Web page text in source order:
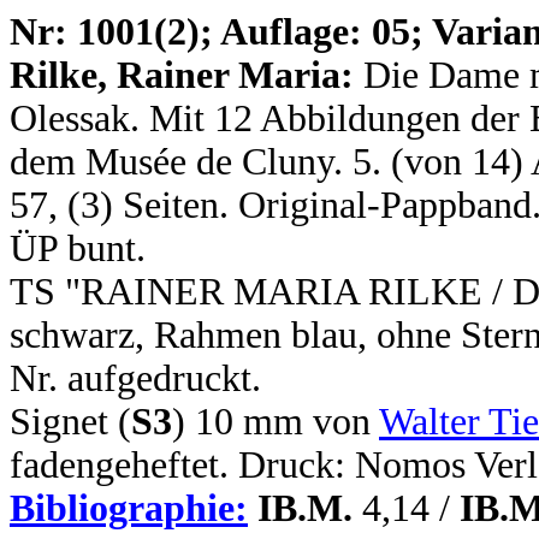
Nr: 1001(2); Auflage: 05;
Rilke, Rainer Maria: Die Dame
Olessak. Mit 12 Abbildungen
dem Musée de Cluny. 5. (von
57, (3) Seiten. Original-
ÜP bunt.
TS "RAINER MARIA RILKE /
schwarz, Rahmen blau, ohne
Nr. aufgedruckt.
Signet (S3) 10 mm von Walter
fadengeheftet. Druck: Nomos
Bibliographie: IB.M. 4,14 /